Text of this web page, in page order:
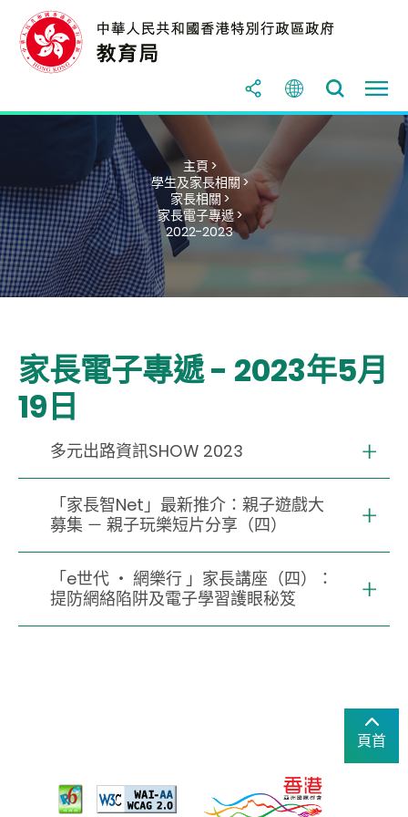
主頁 >
學生及家長相關 >
家長相關 >
家長電子專遞 >
2022-2023
家長電子專遞 - 2023年5月
19日
多元出路資訊SHOW 2023
「家長智Net」最新推介：親子遊戲大
募集 － 親子玩樂短片分享（四）
「e世代 ‧ 網樂行 」家長講座（四）：
提防網絡陷阱及電子學習護眼秘笈
頁首